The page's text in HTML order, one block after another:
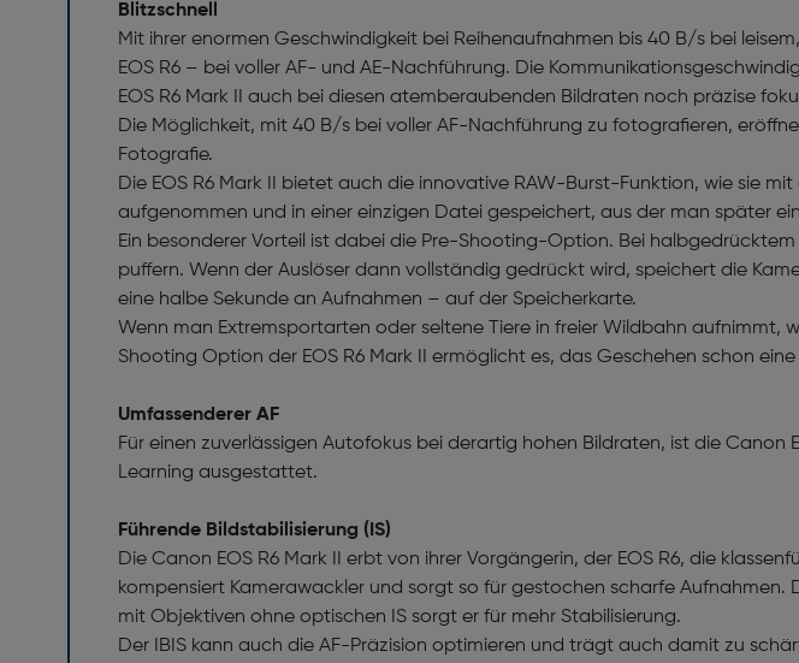
Blitzschnell
Mit ihrer enormen Geschwindigkeit bei Reihenaufnahmen bis 40 B/s bei
EOS R6 – bei voller AF- und AE-Nachführung. Die
EOS R6 Mark II auch bei diesen atemberaubenden Bildraten noch präzise
Die Möglichkeit, mit 40 B/s bei voller AF-Nachführung zu fotografieren,
Fotografie.
Die EOS R6 Mark II bietet auch die innovative RAW-Burst-Funktion, wie sie
aufgenommen und in einer einzigen Datei gespeichert, aus der man später
Ein besonderer Vorteil ist dabei die Pre-Shooting-Option. Bei
puffern. Wenn der Auslöser dann vollständig gedrückt wird, speichert die
eine halbe Sekunde an Aufnahmen – auf der Speicherkarte.
Wenn man Extremsportarten oder seltene Tiere in freier Wildbahn aufnimmt,
Shooting Option der EOS R6 Mark II ermöglicht es, das Geschehen schon
Umfassenderer AF
Für einen zuverlässigen Autofokus bei derartig hohen Bildraten, ist die Canon
Learning ausgestattet.
Führende Bildstabilisierung (IS)
Die Canon EOS R6 Mark II erbt von ihrer Vorgängerin, der EOS R6, die
kompensiert Kamerawackler und sorgt so für gestochen scharfe
mit Objektiven ohne optischen IS sorgt er für mehr Stabilisierung.
Der IBIS kann auch die AF-Präzision optimieren und trägt auch damit zu